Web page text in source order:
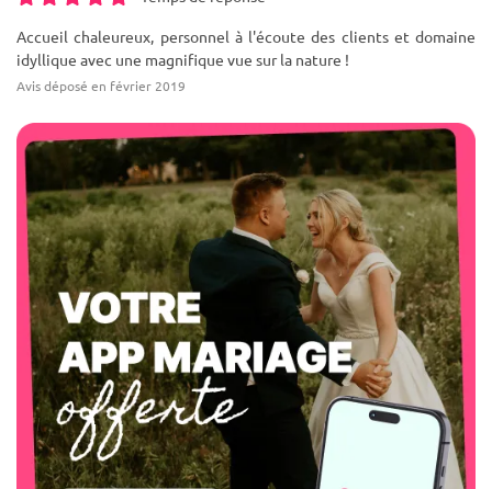
Accueil chaleureux, personnel à l'écoute des clients et domaine
idyllique avec une magnifique vue sur la nature !
Avis déposé en février 2019